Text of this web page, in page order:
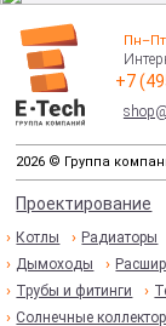
+7
2026 © Группа
Проектирование
Котлы Радиаторы
Дымоходы
Трубы и фитинги
Солнечные